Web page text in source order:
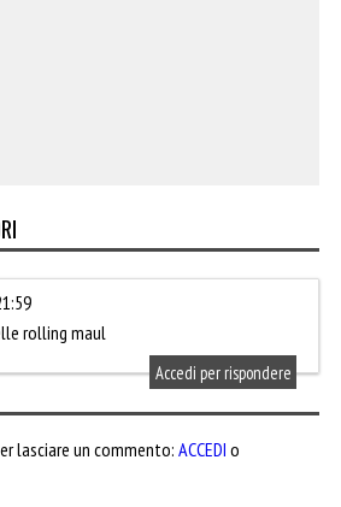
rolling maul
Accedi per rispondere
lasciare un commento: ACCEDI o